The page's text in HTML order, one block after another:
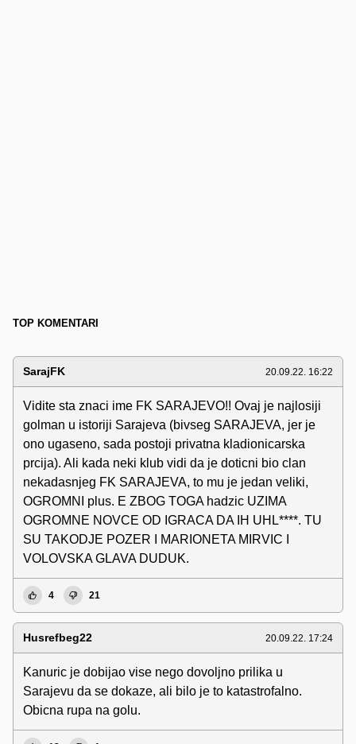
TOP KOMENTARI
SarajFK 20.09.22. 16:22
Vidite sta znaci ime FK SARAJEVO!! Ovaj je najlosiji
golman u istoriji Sarajeva (bivseg SARAJEVA, jer je
ono ugaseno, sada postoji privatna kladionicarska
prcija). Ali kada neki klub vidi da je doticni bio clan
nekadasnjeg FK SARAJEVA, to mu je jedan veliki,
OGROMNI plus. E ZBOG TOGA hadzic UZIMA
OGROMNE NOVCE OD IGRACA DA IH UHL****. TU
SU TAKODJE POZER I MARIONETA MIRVIC I
VOLOVSKA GLAVA DUDUK.
4 21
Husrefbeg22 20.09.22. 17:24
Kanuric je dobijao vise nego dovoljno prilika u
Sarajevu da se dokaze, ali bilo je to katastrofalno.
Obicna rupa na golu.